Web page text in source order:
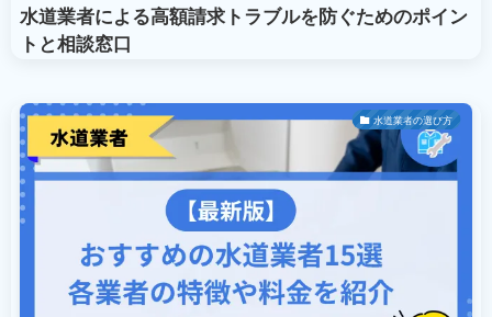
水道業者による高額請求トラブルを防ぐためのポイン
トと相談窓口
水道業者の選び方